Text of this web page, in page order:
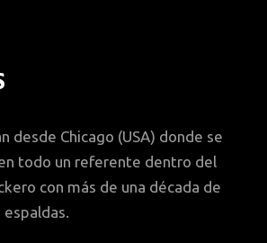
desde Chicago (USA) donde se
todo un referente dentro del
con más de una década de
espaldas.